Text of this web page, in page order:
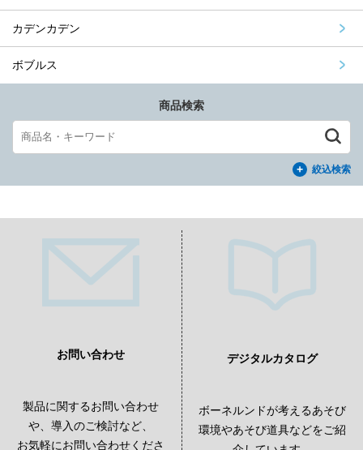
カデンカデン
ボブルス
商品検索
絞込検索
お問い合わせ
製品に関するお問い合わせ
や、導入のご検討など、
お気軽にお問い合わせくださ
デジタルカタログ
ボーネルンドが考えるあそび
環境やあそび道具などをご紹